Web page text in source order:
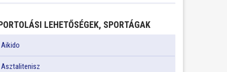
LEHETŐSÉGEK, SPORTÁGAK
Aikido
Asztalitenisz